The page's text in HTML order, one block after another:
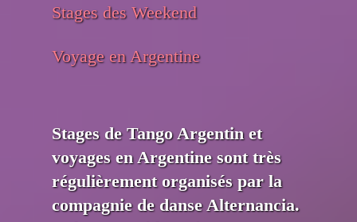
Stages des Weekend
Voyage en Argentine
Stages de Tango Argentin et
voyages en Argentine sont très
régulièrement organisés par la
compagnie de danse Alternancia.